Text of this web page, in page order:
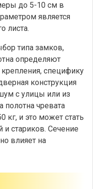
до 5-10 см в
является
листа.
типа замков,
определяют
крепления, специфику
конструкция
с улицы или из
полотна чревата
кг, и это может стать
и стариков. Сечение
влияет на